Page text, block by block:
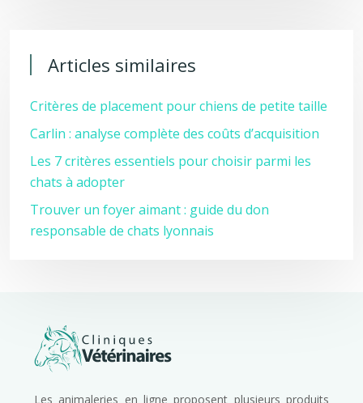
Articles similaires
Critères de placement pour chiens de petite taille
Carlin : analyse complète des coûts d’acquisition
Les 7 critères essentiels pour choisir parmi les
chats à adopter
Trouver un foyer aimant : guide du don
responsable de chats lyonnais
Les animaleries en ligne proposent plusieurs produits